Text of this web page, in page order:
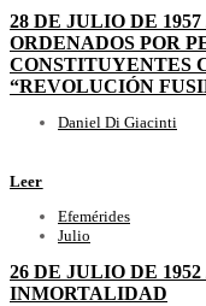
28 DE JULIO DE
ORDENADOS POR
CONSTITUYENTES
“REVOLUCIÓN
Daniel Di Giacinti
Leer
Efemérides
Julio
26 DE JULIO DE
INMORTALIDAD